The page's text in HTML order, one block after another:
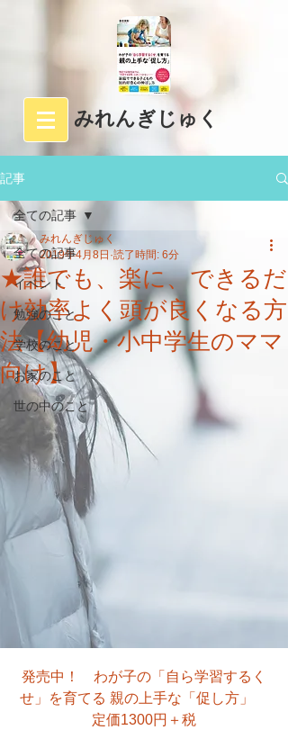
みれんぎじゅく
記事
全ての記事
イベント
勉強のこと
学校のこと
お家のこと
世の中のこと
全ての記事
★誰でも、楽に、できるだ
け効率よく頭が良くなる方
法【幼児・小中学生のママ
向け】
みれんぎじゅく
2019年4月8日 読了時間: 6分
発売中！　わが子の「自ら学習するく
せ」を育てる 親の上手な「促し方」
定価1300円＋税